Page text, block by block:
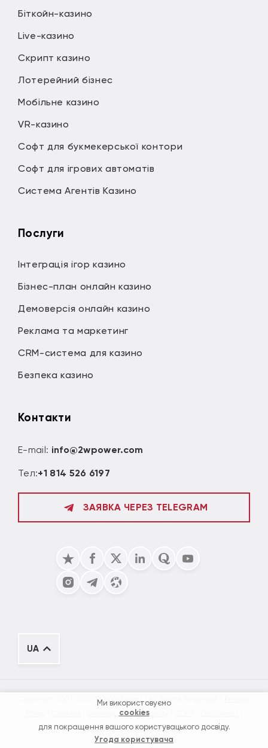
Біткойн-казино
Live-казино
Скрипт казино
Лотерейний бізнес
Мобільне казино
VR-казино
Софт для букмекерської контори
Софт для ігрових автоматів
Система Агентів Казино
Послуги
Інтеграція ігор казино
Бізнес-план онлайн казино
Демоверсія онлайн казино
Реклама та маркетинг
CRM-система для казино
Безпека казино
Контакти
E-mail: info@2wpower.com
Тел:+1 814 526 6197
ЗАЯВКА ЧЕРЕЗ TELEGRAM
UA
Copyright 2001-2026 © 2WinPower
Accessibility
Terms and Conditions of Use
Ми використовуємо
cookies
для покращення вашого користувацького досвіду.
Угода користувача